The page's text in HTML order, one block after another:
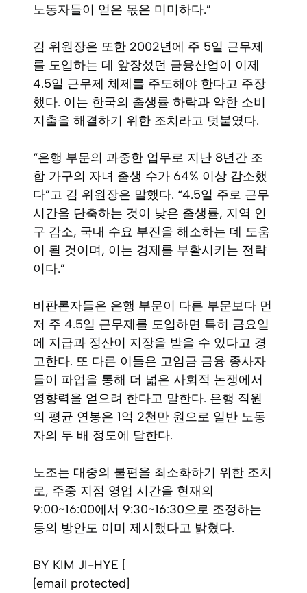
노동자들이 얻은 몫은 미미하다.”
김 위원장은 또한 2002년에 주 5일 근무제
를 도입하는 데 앞장섰던 금융산업이 이제
4.5일 근무제 체제를 주도해야 한다고 주장
했다. 이는 한국의 출생률 하락과 약한 소비
지출을 해결하기 위한 조치라고 덧붙였다.
“은행 부문의 과중한 업무로 지난 8년간 조
합 가구의 자녀 출생 수가 64% 이상 감소했
다”고 김 위원장은 말했다. “4.5일 주로 근무
시간을 단축하는 것이 낮은 출생률, 지역 인
구 감소, 국내 수요 부진을 해소하는 데 도움
이 될 것이며, 이는 경제를 부활시키는 전략
이다.”
비판론자들은 은행 부문이 다른 부문보다 먼
저 주 4.5일 근무제를 도입하면 특히 금요일
에 지급과 정산이 지장을 받을 수 있다고 경
고한다. 또 다른 이들은 고임금 금융 종사자
들이 파업을 통해 더 넓은 사회적 논쟁에서
영향력을 얻으려 한다고 말한다. 은행 직원
의 평균 연봉은 1억 2천만 원으로 일반 노동
자의 두 배 정도에 달한다.
노조는 대중의 불편을 최소화하기 위한 조치
로, 주중 지점 영업 시간을 현재의
9:00~16:00에서 9:30~16:30으로 조정하는
등의 방안도 이미 제시했다고 밝혔다.
BY KIM JI-HYE [
[email protected]